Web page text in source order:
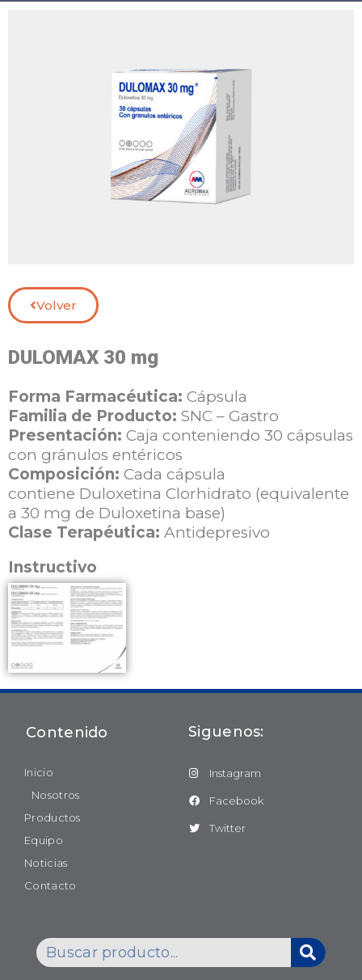
Volver
DULOMAX 30 mg
Forma Farmacéutica: Cápsula
Familia de Producto: SNC – Gastro
Presentación: Caja conteniendo 30 cápsulas
con gránulos entéricos
Composición: Cada cápsula
contiene Duloxetina Clorhidrato (equivalente
a 30 mg de Duloxetina base)
Clase Terapéutica: Antidepresivo
Instructivo
Contenido
Inicio
Nosotros
Productos
Equipo
Noticias
Contacto
Siguenos:
Instagram
Facebook
Twitter